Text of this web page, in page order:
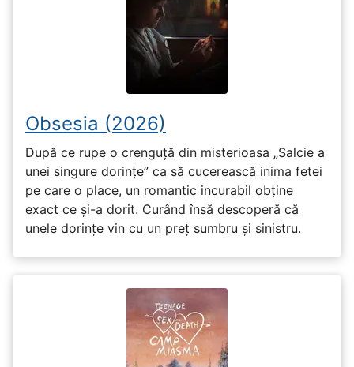
Obsesia (2026)
După ce rupe o crenguță din misterioasa „Salcie a
unei singure dorințe” ca să cucerească inima fetei
pe care o place, un romantic incurabil obține
exact ce și-a dorit. Curând însă descoperă că
unele dorințe vin cu un preț sumbru și sinistru.